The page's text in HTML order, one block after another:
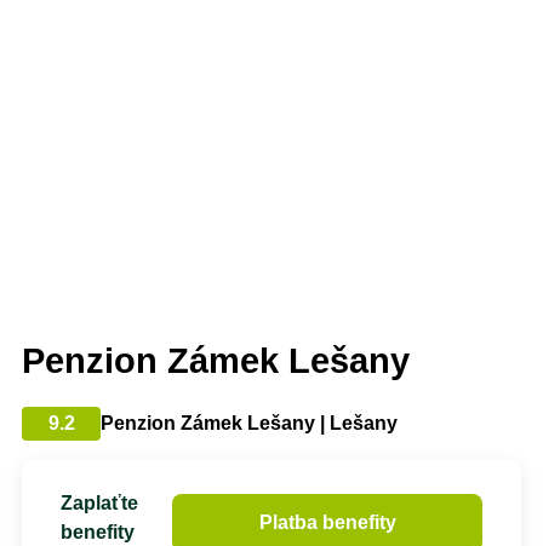
Penzion Zámek Lešany
9.2 Penzion Zámek Lešany | Lešany
Zaplaťte
benefity
Platba benefity